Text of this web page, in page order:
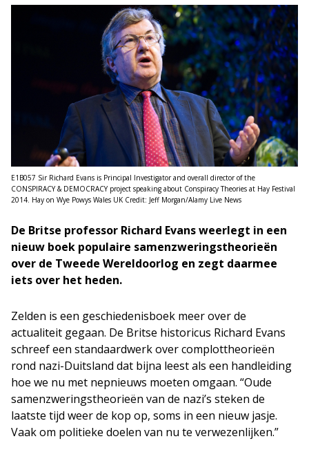
E1B057 Sir Richard Evans is Principal Investigator and overall director of the
CONSPIRACY & DEMOCRACY project speaking about Conspiracy Theories at Hay Festival
2014. Hay on Wye Powys Wales UK Credit: Jeff Morgan/Alamy Live News
De Britse professor Richard Evans weerlegt in een
nieuw boek populaire samenzweringstheorieën
over de Tweede Wereldoorlog en zegt daarmee
iets over het heden.
Zelden is een geschiedenisboek meer over de
actualiteit gegaan. De Britse historicus Richard Evans
schreef een standaardwerk over complottheorieën
rond nazi-Duitsland dat bijna leest als een handleiding
hoe we nu met nepnieuws moeten omgaan. “Oude
samenzweringstheorieën van de nazi’s steken de
laatste tijd weer de kop op, soms in een nieuw jasje.
Vaak om politieke doelen van nu te verwezenlijken.”